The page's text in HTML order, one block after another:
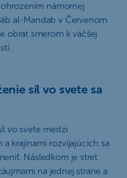
námornej
al-Mandab v Červenom
obrat smerom k väčšej
síl vo svete sa
vo svete medzi
krajinami rozvíjajúcich sa
Následkom je stret
na jednej strane a